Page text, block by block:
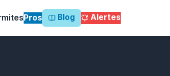
Pros Blog Alertes